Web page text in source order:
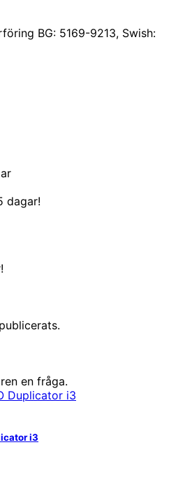
BG: 5169-9213, Swish:
dagar!
en fråga.
i3